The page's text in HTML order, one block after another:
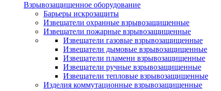
Взрывозащищенное оборудование
Барьеры искрозащиты
Извещатели охранные взрывозащищенные
Извещатели пожарные взрывозащищенные
Извещатели газовые взрывозащищенные
Извещатели дымовые взрывозащищенные
Извещатели пламени взрывозащищенные
Извещатели ручные взрывозащищенные
Извещатели тепловые взрывозащищенные
Изделия коммутационные взрывозащищенные